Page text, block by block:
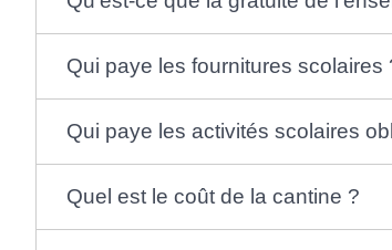
Qui paye les fournitures scolaires
Qui paye les activités scolaires
Quel est le coût de la cantine ?